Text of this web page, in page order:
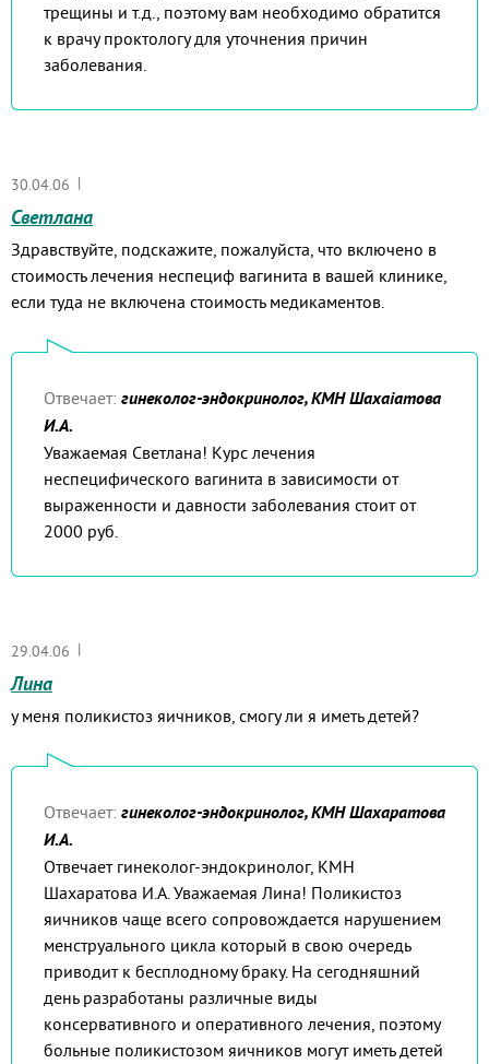
трещины и т.д., поэтому вам необходимо обратится
к врачу проктологу для уточнения причин
заболевания.
30.04.06 |
Светлана
Здравствуйте, подскажите, пожалуйста, что включено в
стоимость лечения неспециф вагинита в вашей клинике,
если туда не включена стоимость медикаментов.
Отвечает: гинеколог-эндокринолог, КМН Шахаіатова
И.А.
Уважаемая Светлана! Курс лечения
неспецифического вагинита в зависимости от
выраженности и давности заболевания стоит от
2000 руб.
29.04.06 |
Лина
у меня поликистоз яичников, смогу ли я иметь детей?
Отвечает: гинеколог-эндокринолог, КМН Шахаратова
И.А.
Отвечает гинеколог-эндокринолог, КМН
Шахаратова И.А. Уважаемая Лина! Поликистоз
яичников чаще всего сопровождается нарушением
менструального цикла который в свою очередь
приводит к бесплодному браку. На сегодняшний
день разработаны различные виды
консервативного и оперативного лечения, поэтому
больные поликистозом яичников могут иметь детей